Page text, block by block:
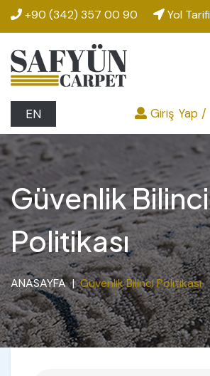
+90 (342) 357 00 90 Yol Tarifi
EN Giriş Yap /
Güvenlik Bilinci
Politikası
ANASAYFA Güvenlik Bilinci Politikası